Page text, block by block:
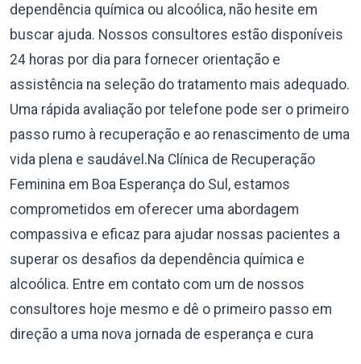
dependência química ou alcoólica, não hesite em
buscar ajuda. Nossos consultores estão disponíveis
24 horas por dia para fornecer orientação e
assistência na seleção do tratamento mais adequado.
Uma rápida avaliação por telefone pode ser o primeiro
passo rumo à recuperação e ao renascimento de uma
vida plena e saudável.Na Clínica de Recuperação
Feminina em Boa Esperança do Sul, estamos
comprometidos em oferecer uma abordagem
compassiva e eficaz para ajudar nossas pacientes a
superar os desafios da dependência química e
alcoólica. Entre em contato com um de nossos
consultores hoje mesmo e dê o primeiro passo em
direção a uma nova jornada de esperança e cura